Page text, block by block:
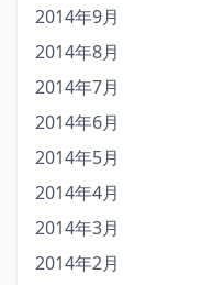
2014年9月
2014年8月
2014年7月
2014年6月
2014年5月
2014年4月
2014年3月
2014年2月